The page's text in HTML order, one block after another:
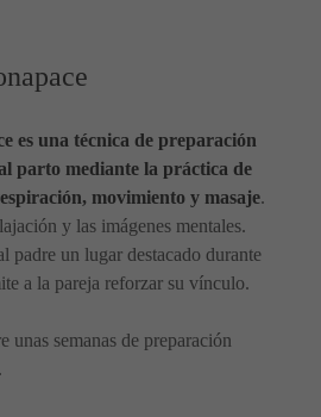
es una técnica de preparación
parto mediante la práctica de
movimiento y masaje.
y las imágenes mentales.
padre un lugar destacado durante
a la pareja reforzar su vínculo.
unas semanas de preparación